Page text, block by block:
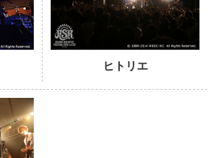
ヒトリエ